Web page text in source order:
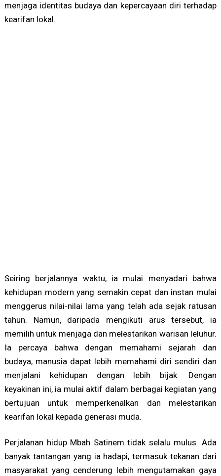
menjaga identitas budaya dan kepercayaan diri terhadap
kearifan lokal.
Seiring berjalannya waktu, ia mulai menyadari bahwa
kehidupan modern yang semakin cepat dan instan mulai
menggerus nilai-nilai lama yang telah ada sejak ratusan
tahun. Namun, daripada mengikuti arus tersebut, ia
memilih untuk menjaga dan melestarikan warisan leluhur.
Ia percaya bahwa dengan memahami sejarah dan
budaya, manusia dapat lebih memahami diri sendiri dan
menjalani kehidupan dengan lebih bijak. Dengan
keyakinan ini, ia mulai aktif dalam berbagai kegiatan yang
bertujuan untuk memperkenalkan dan melestarikan
kearifan lokal kepada generasi muda.
Perjalanan hidup Mbah Satinem tidak selalu mulus. Ada
banyak tantangan yang ia hadapi, termasuk tekanan dari
masyarakat yang cenderung lebih mengutamakan gaya